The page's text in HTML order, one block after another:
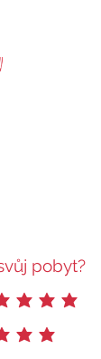
pobyt?
je 5 z 5
je 4 z 5